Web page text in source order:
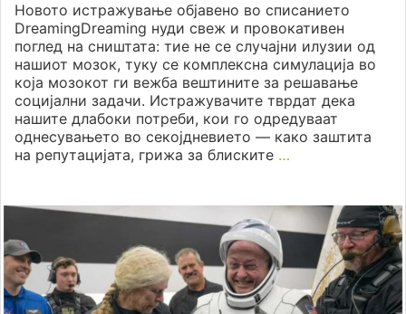
Новото истражување објавено во списанието
DreamingDreaming нуди свеж и провокативен
поглед на сништата: тие не се случајни илузии од
нашиот мозок, туку се комплексна симулација во
која мозокот ги вежба вештините за решавање
социјални задачи. Истражувачите тврдат дека
нашите длабоки потреби, кои го одредуваат
однесувањето во секојдневието — како заштита
на репутацијата, грижа за блиските …